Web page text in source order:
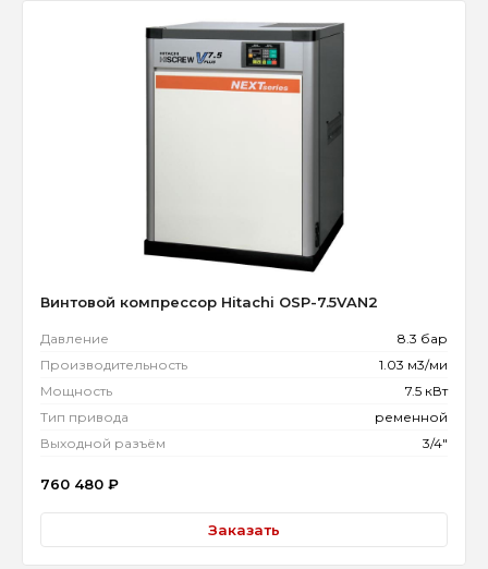
Винтовой компрессор Hitachi OSP-7.5VAN2
Давление
8.3 бар
Производительность
1.03 м3/ми
Мощность
7.5 кВт
Тип привода
ременной
Выходной разъём
3/4"
760 480 ₽
Заказать